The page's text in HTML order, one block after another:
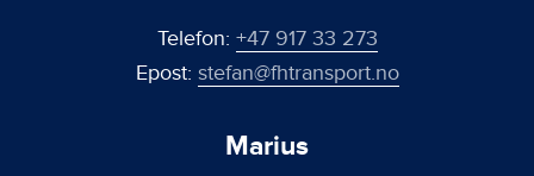
Telefon: +47 917 33 273
Epost: stefan@fhtransport.no
Marius